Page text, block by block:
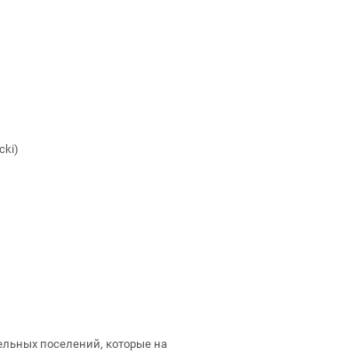
поселений, которые на